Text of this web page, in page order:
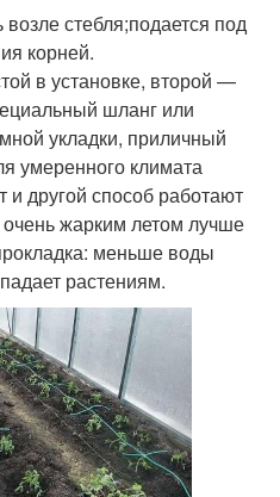
стебля;подается под
корней.
в установке, второй —
шланг или
укладки, приличный
умеренного климата
другой способ работают
жарким летом лучше
меньше воды
растениям.